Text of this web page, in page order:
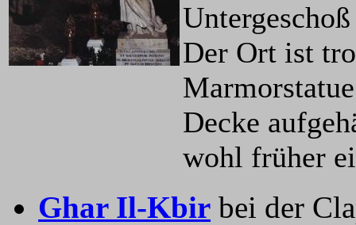
Der Ort ist
Decke
wohl früher
Ghar Il-Kbir bei der